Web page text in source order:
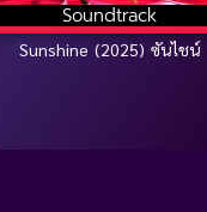
Soundtrack
Sunshine (2025) ซันไชน์